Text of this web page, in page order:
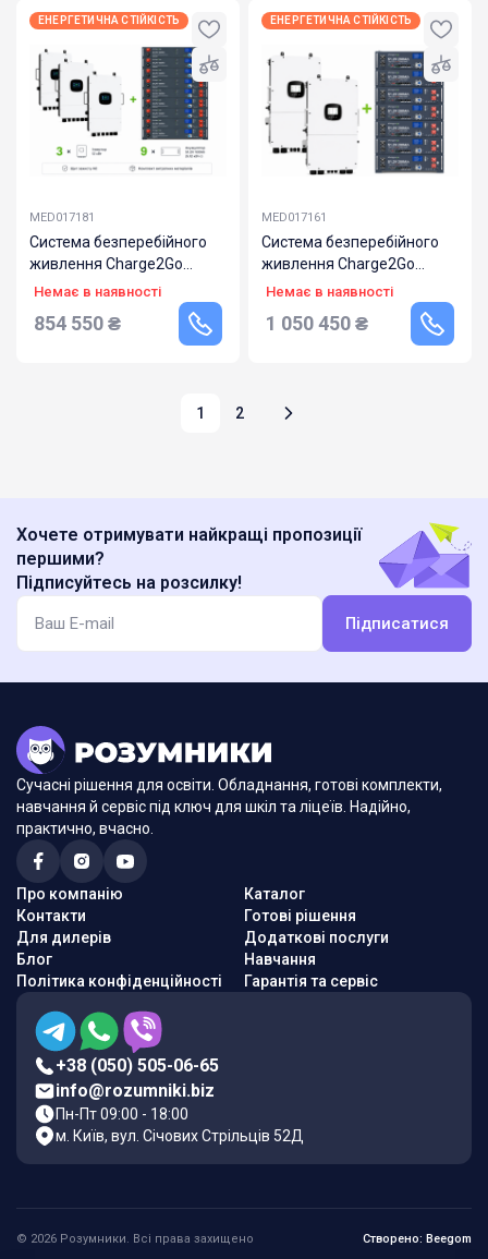
ЕНЕРГЕТИЧНА СТІЙКІСТЬ
MED017181
Система безперебійного
живлення Charge2Go
36000.900.339
Немає в наявності
854 550₴
ЕНЕРГЕТИЧНА СТІЙКІСТЬ
MED017161
Система безперебійного
живлення Charge2Go
40000.1200.326
Немає в наявності
1 050 450₴
1 2
Хочете отримувати найкращі пропозиції
першими?
Підписуйтесь на розсилку!
Підписатися
Сучасні рішення для освіти. Обладнання, готові комплекти,
навчання й сервіс під ключ для шкіл та ліцеїв. Надійно,
практично, вчасно.
Про компанію
Контакти
Для дилерів
Блог
Політика конфіденційності
Каталог
Готові рішення
Додаткові послуги
Навчання
Гарантія та сервіс
+38 (050) 505-06-65
info@rozumniki.biz
Пн-Пт 09:00 - 18:00
м. Київ, вул. Січових Стрільців 52Д
© 2026 Розумники. Всі права захищено Створено: Beegom